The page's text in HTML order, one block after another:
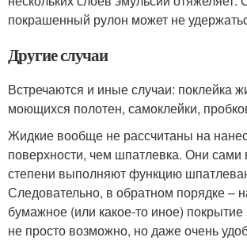
покрашенный рулон может не
Другие случаи
Встречаются и иные случаи: поклейка
моющихся полотен, самоклейки,
Жидкие вообще не рассчитаны на
поверхности, чем шпатлевка. Они сами
степени выполняют функцию
Следовательно, в обратном порядке –
бумажное (или какое-то иное)
не просто возможно, но даже очень